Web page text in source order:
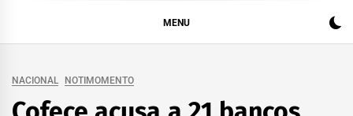
MENU
NACIONAL NOTIMOMENTO